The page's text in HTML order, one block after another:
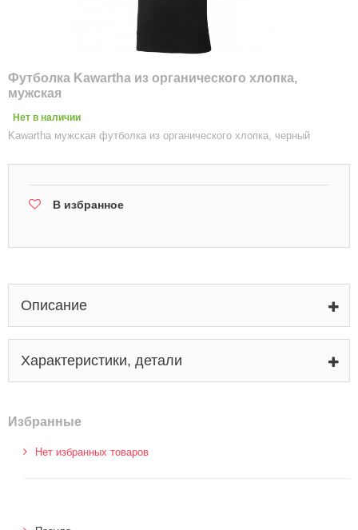
Футболка Kawartha из органического хлопка,
мужская
Нет в наличии
Kawartha мужская футболка из органического хлопка, черный
В избранное
Описание
Характеристики, детали
Избранные
Нет избранных товаров